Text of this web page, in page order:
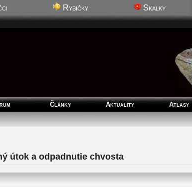
Rybičky Skalky
Články Aktuality Atlasy
útok a odpadnutie chvosta